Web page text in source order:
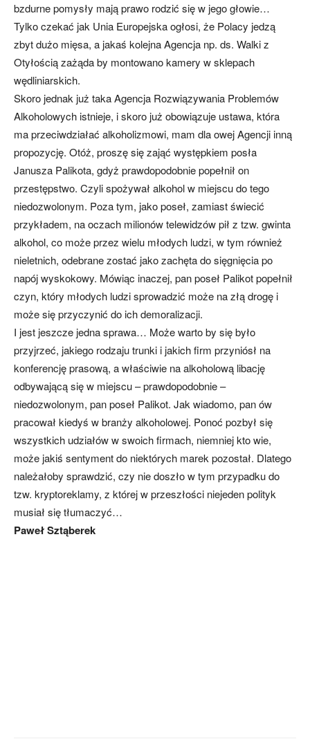
bzdurne pomysły mają prawo rodzić się w jego głowie…
Tylko czekać jak Unia Europejska ogłosi, że Polacy jedzą
zbyt dużo mięsa, a jakaś kolejna Agencja np. ds. Walki z
Otyłością zażąda by montowano kamery w sklepach
wędliniarskich.
Skoro jednak już taka Agencja Rozwiązywania Problemów
Alkoholowych istnieje, i skoro już obowiązuje ustawa, która
ma przeciwdziałać alkoholizmowi, mam dla owej Agencji inną
propozycję. Otóż, proszę się zająć występkiem posła
Janusza Palikota, gdyż prawdopodobnie popełnił on
przestępstwo. Czyli spożywał alkohol w miejscu do tego
niedozwolonym. Poza tym, jako poseł, zamiast świecić
przykładem, na oczach milionów telewidzów pił z tzw. gwinta
alkohol, co może przez wielu młodych ludzi, w tym również
nieletnich, odebrane zostać jako zachęta do sięgnięcia po
napój wyskokowy. Mówiąc inaczej, pan poseł Palikot popełnił
czyn, który młodych ludzi sprowadzić może na złą drogę i
może się przyczynić do ich demoralizacji.
I jest jeszcze jedna sprawa… Może warto by się było
przyjrzeć, jakiego rodzaju trunki i jakich firm przyniósł na
konferencję prasową, a właściwie na alkoholową libację
odbywającą się w miejscu – prawdopodobnie –
niedozwolonym, pan poseł Palikot. Jak wiadomo, pan ów
pracował kiedyś w branży alkoholowej. Ponoć pozbył się
wszystkich udziałów w swoich firmach, niemniej kto wie,
może jakiś sentyment do niektórych marek pozostał. Dlatego
należałoby sprawdzić, czy nie doszło w tym przypadku do
tzw. kryptoreklamy, z której w przeszłości niejeden polityk
musiał się tłumaczyć…
Paweł Sztąberek